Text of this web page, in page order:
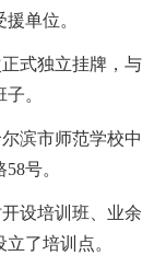
单位。
式独立挂牌，与
。
滨市师范学校中
58号。
设培训班、业余
了培训点。